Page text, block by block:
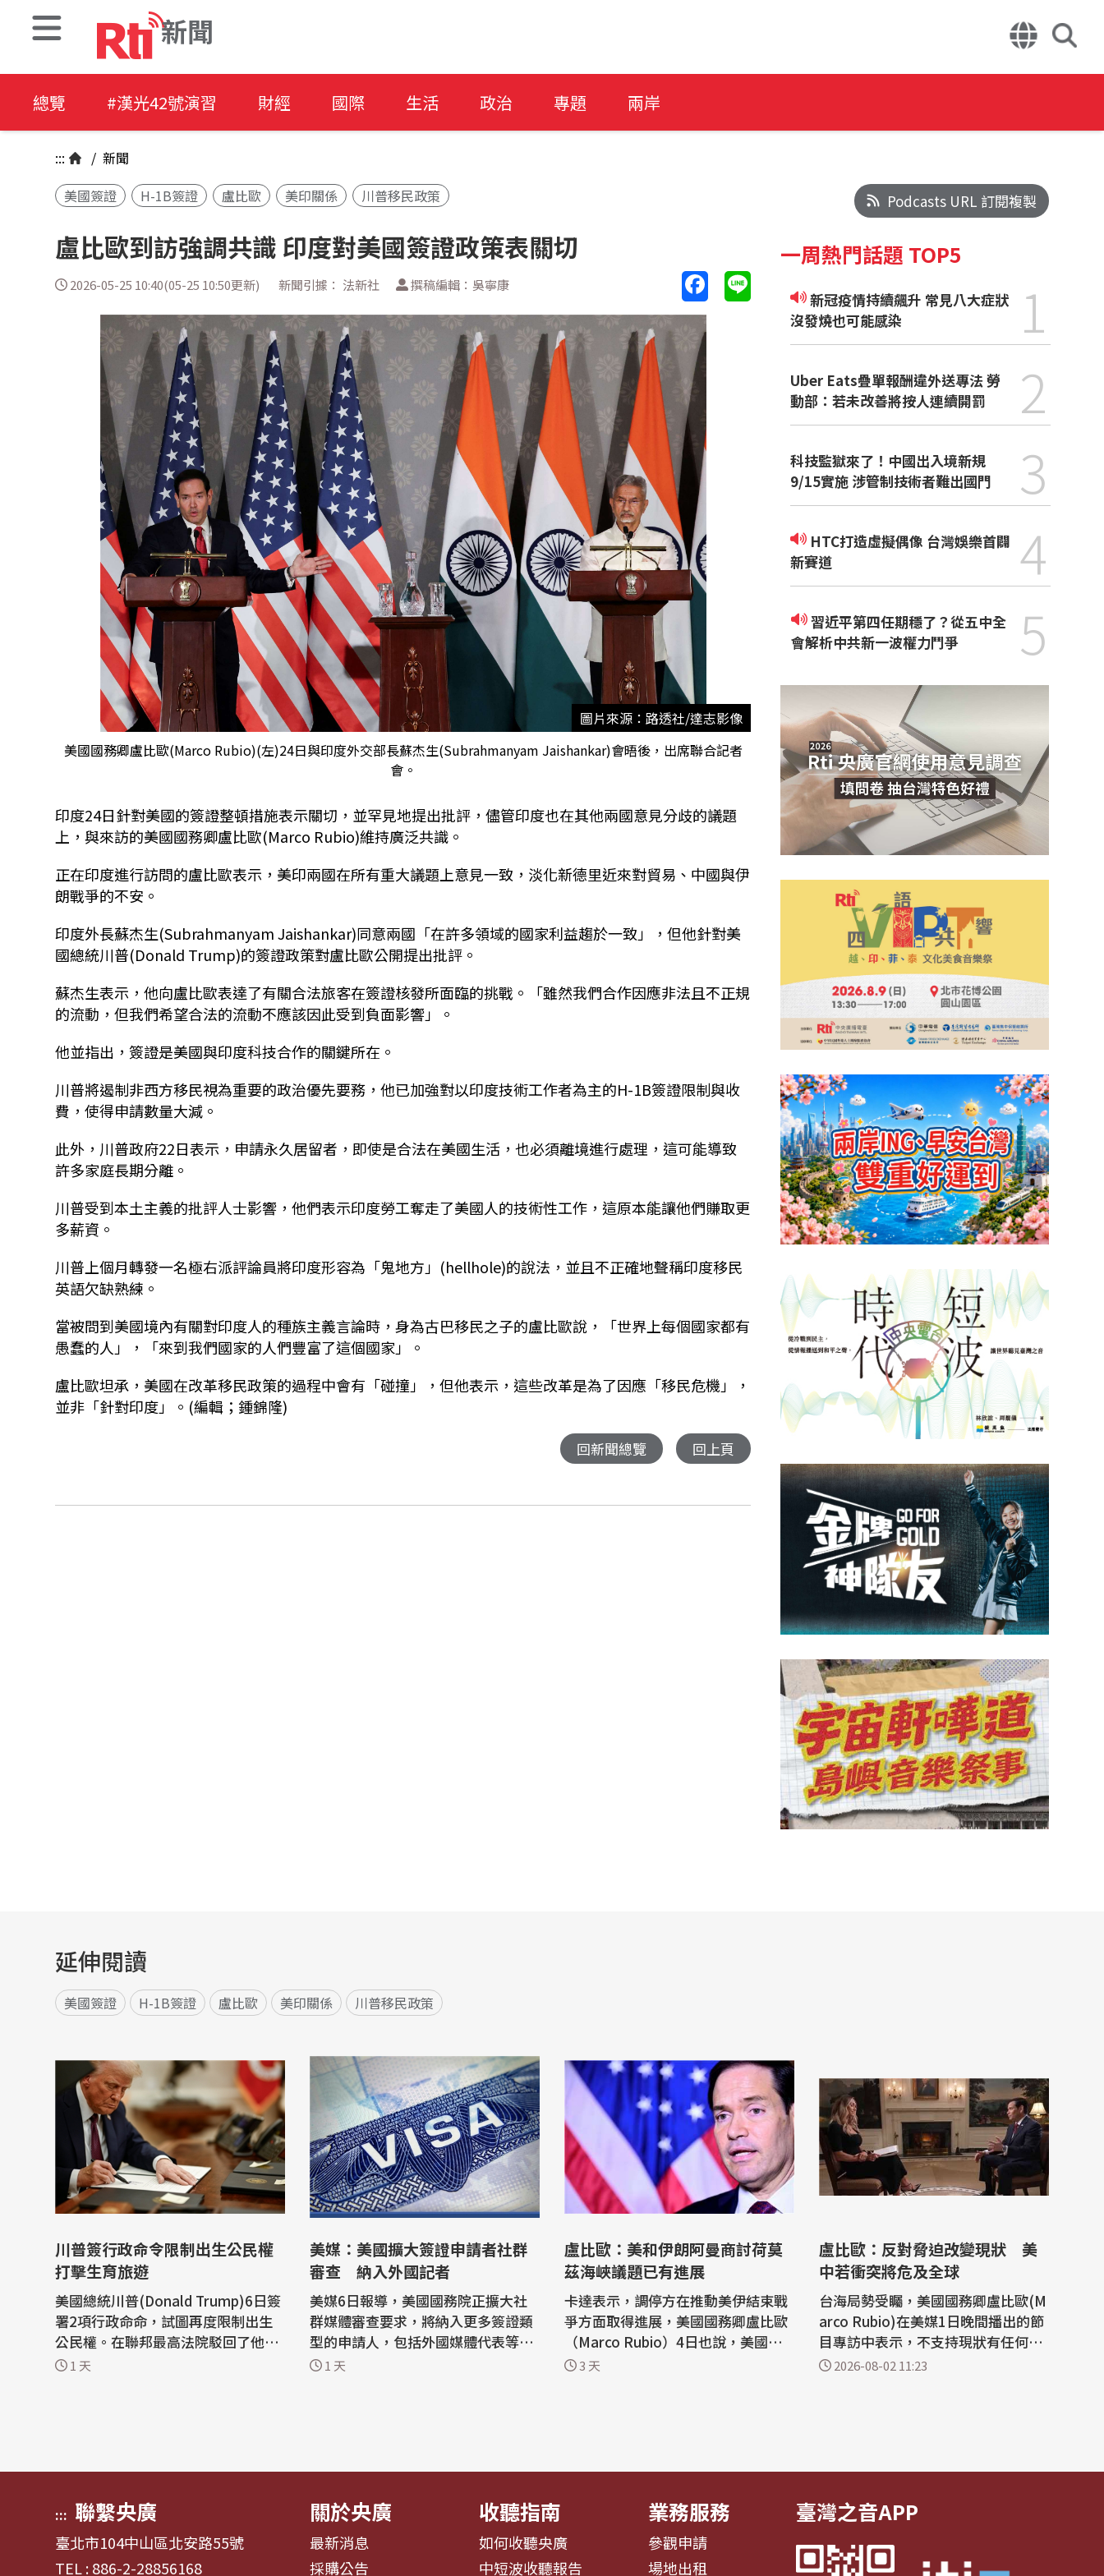
新聞
總覽 #漢光42號演習 財經 國際 生活 政治 專題 兩岸
::: / 新聞
美國簽證
H-1B簽證 盧比歐 美印關係 川普移民政策
盧比歐到訪強調共識 印度對美國簽證政策表關切
2026-05-25 10:40(05-25 10:50更新) 新聞引據： 法新社 撰稿編輯：吳寧康
圖片來源：路透社/達志影像
美國國務卿盧比歐(Marco Rubio)(左)24日與印度外交部長蘇杰生(Subrahmanyam Jaishankar)會晤後，出席聯合記者
會。
印度24日針對美國的簽證整頓措施表示關切，並罕見地提出批評，儘管印度也在其他兩國意見分歧的議題
上，與來訪的美國國務卿盧比歐(Marco Rubio)維持廣泛共識。
正在印度進行訪問的盧比歐表示，美印兩國在所有重大議題上意見一致，淡化新德里近來對貿易、中國與伊
朗戰爭的不安。
印度外長蘇杰生(Subrahmanyam Jaishankar)同意兩國「在許多領域的國家利益趨於一致」，但他針對美
國總統川普(Donald Trump)的簽證政策對盧比歐公開提出批評。
蘇杰生表示，他向盧比歐表達了有關合法旅客在簽證核發所面臨的挑戰。「雖然我們合作因應非法且不正規
的流動，但我們希望合法的流動不應該因此受到負面影響」。
他並指出，簽證是美國與印度科技合作的關鍵所在。
川普將遏制非西方移民視為重要的政治優先要務，他已加強對以印度技術工作者為主的H-1B簽證限制與收
費，使得申請數量大減。
此外，川普政府22日表示，申請永久居留者，即使是合法在美國生活，也必須離境進行處理，這可能導致
許多家庭長期分離。
川普受到本土主義的批評人士影響，他們表示印度勞工奪走了美國人的技術性工作，這原本能讓他們賺取更
多薪資。
川普上個月轉發一名極右派評論員將印度形容為「鬼地方」(hellhole)的說法，並且不正確地聲稱印度移民
英語欠缺熟練。
當被問到美國境內有關對印度人的種族主義言論時，身為古巴移民之子的盧比歐說，「世界上每個國家都有
愚蠢的人」，「來到我們國家的人們豐富了這個國家」。
盧比歐坦承，美國在改革移民政策的過程中會有「碰撞」，但他表示，這些改革是為了因應「移民危機」，
並非「針對印度」。(編輯；鍾錦隆)
回新聞總覽 回上頁
Podcasts URL 訂閱複製
一周熱門話題 TOP5
新冠疫情持續飆升 常見八大症狀
沒發燒也可能感染
1
Uber Eats疊單報酬違外送專法 勞
動部：若未改善將按人連續開罰
2
科技監獄來了！中國出入境新規
9/15實施 涉管制技術者難出國門
3
新賽道
4
習近平第四任期穩了？從五中全
會解析中共新一波權力鬥爭
5
延伸閱讀
美國簽證 H-1B簽證 盧比歐 美印關係 川普移民政策
川普簽行政命令限制出生公民權
打擊生育旅遊
美國總統川普(Donald Trump)6日簽
署2項行政命命，試圖再度限制出生
公民權。在聯邦最高法院駁回了他先
前的嘗試後，川普又一次對這項美國
1 天
美媒：美國擴大簽證申請者社群
審查 納入外國記者
美媒6日報導，美國國務院正擴大社
群媒體審查要求，將納入更多簽證類
型的申請人，包括外國媒體代表等申
請者。 對此，國務院一名發言人回覆
1 天
盧比歐：美和伊朗阿曼商討荷莫
茲海峽議題已有進展
卡達表示，調停方在推動美伊結束戰
爭方面取得進展，美國國務卿盧比歐
（Marco Rubio）4日也說，美國正
參與阿曼和伊朗之間進行的對話與談
3 天
盧比歐：反對脅迫改變現狀 美
中若衝突將危及全球
台海局勢受矚，美國國務卿盧比歐(M
arco Rubio)在美媒1日晚間播出的節
目專訪中表示，不支持現狀有任何改
變，反對任何形式的脅迫性改變現狀
2026-08-02 11:23
::: 聯繫央廣
臺北市104中山區北安路55號
TEL : 886-2-28856168
關於央廣
最新消息
採購公告
收聽指南
如何收聽央廣
中短波收聽報告
業務服務
參觀申請
場地出租
臺灣之音APP